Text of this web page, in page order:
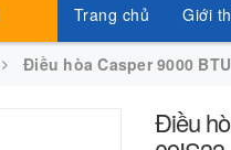
Trang chủ Giới
Điều hòa Casper 9000
Điều